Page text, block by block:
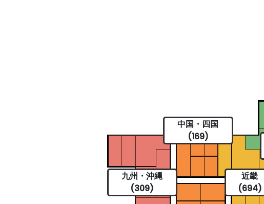
近畿
(694)
中国・四国
(169)
九州・沖縄
(309)